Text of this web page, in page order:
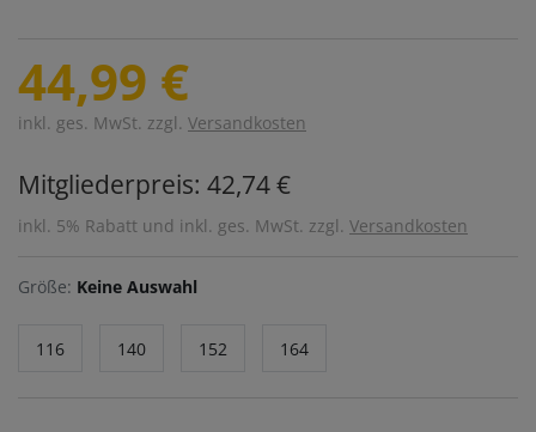
44,99 €
inkl. ges. MwSt. zzgl. Versandkosten
Mitgliederpreis: 42,74 €
inkl. 5% Rabatt und inkl. ges. MwSt. zzgl. Versandkosten
Größe: Keine Auswahl
116 140 152 164